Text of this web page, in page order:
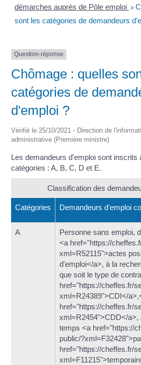
démarches auprès de Pôle emploi >
sont les catégories de demandeurs
Question-réponse
Chômage : quelles
catégories de
d'emploi ?
Vérifié le 25/10/2021 - Direction de
administrative (Première ministre)
Les demandeurs d'emploi sont inscrits
catégories : A, B, C, D et E.
Classification des
Catégories Demandeurs d'emploi
A
Personne sans emploi,
<a href="https://
xml=R52115">actes
d'emploi</a>, à la
que soit le type de
href="https://cheffes.fr/
xml=R24389">CDI</
href="https://cheffes.fr/
xml=R2454">CDD</a>,
temps <a href="https://
public/
href="https://cheffes.fr/